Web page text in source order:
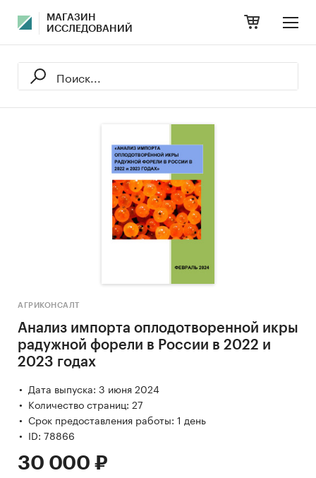
МАГАЗИН
ИССЛЕДОВАНИЙ
АГРИКОНСАЛТ
Анализ импорта оплодотворенной икры
радужной форели в России в 2022 и
2023 годах
Дата выпуска: 3 июня 2024
Количество страниц: 27
Срок предоставления работы: 1 день
ID: 78866
30 000 ₽